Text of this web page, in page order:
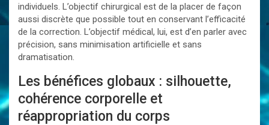
individuels. L’objectif chirurgical est de la placer de façon
aussi discrète que possible tout en conservant l’efficacité
de la correction. L’objectif médical, lui, est d’en parler avec
précision, sans minimisation artificielle et sans
dramatisation.
Les bénéfices globaux : silhouette,
cohérence corporelle et
réappropriation du corps